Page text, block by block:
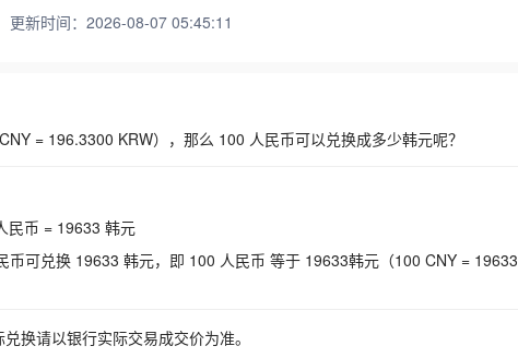
更新时间：2026-08-07 05:45:11
= 196.3300 KRW），那么 100 人民币可以兑换成多少韩元呢？
民币 = 19633 韩元
币可兑换 19633 韩元，即 100 人民币 等于 19633韩元（100 CNY = 19633
换请以银行实际交易成交价为准。